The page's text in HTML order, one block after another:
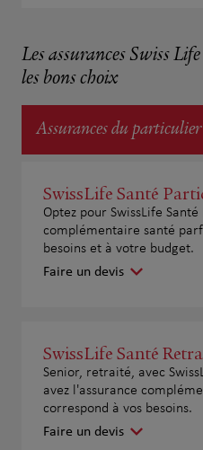
Les assurances Swiss
les bons choix
Assurances du particulier
SwissLife Santé
Optez pour SwissLife
complémentaire santé
besoins et à votre budget.
Faire un devis
SwissLife Santé
Senior, retraité, avec
avez l'assurance
correspond à vos besoins.
Faire un devis